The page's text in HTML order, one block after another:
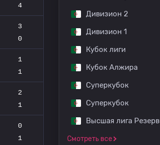
4
3
0
1
1
2
1
0
1
Дивизион 2
Дивизион 1
Кубок лиги
Кубок Алжира
Суперкубок
Суперкубок
Высшая лига Резерв
Смотреть все